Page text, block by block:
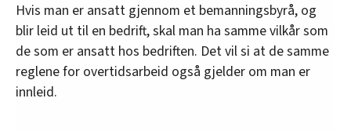
Hvis man er ansatt gjennom et bemanningsbyrå, og
blir leid ut til en bedrift, skal man ha samme vilkår som
de som er ansatt hos bedriften. Det vil si at de samme
reglene for overtidsarbeid også gjelder om man er
innleid.